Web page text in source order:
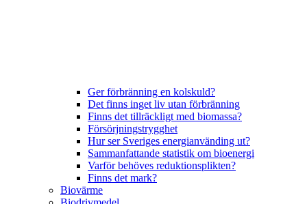
Ger förbränning en kolskuld?
Det finns inget liv utan förbränning
Finns det tillräckligt med biomassa?
Försörjningstrygghet
Hur ser Sveriges energianvänding ut?
Sammanfattande statistik om bioenergi
Varför behöves reduktionsplikten?
Finns det mark?
Biovärme